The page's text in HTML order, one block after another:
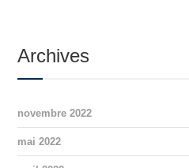
Archives
novembre 2022
mai 2022